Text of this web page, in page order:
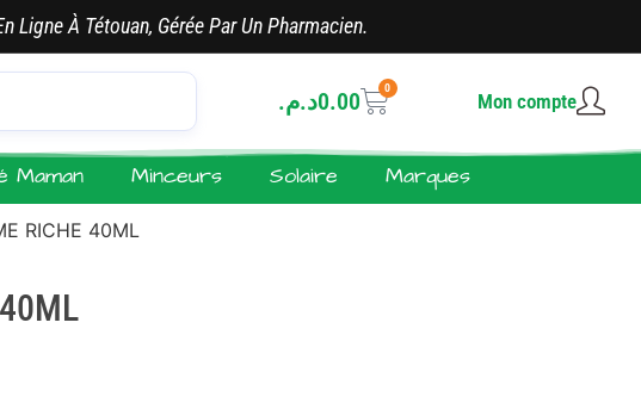
Ligne À Tétouan, Gérée Par Un Pharmacien.
0.00د.م. 0
Mon compte
Maman Minceurs Solaire Marques
RICHE 40ML